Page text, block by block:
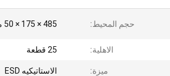
حجم المحيط: 485 × 175 × 50 ملم
الاهلية: 25 قطعة
ميزة: الاستاتيكيه ESD